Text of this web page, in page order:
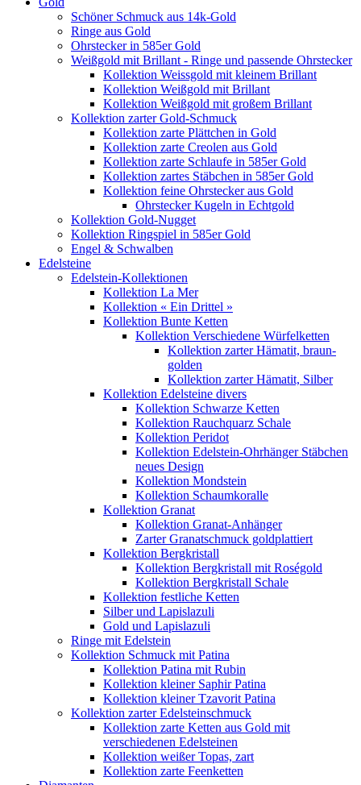
Schöner Schmuck aus 14k-Gold
Ringe aus Gold
Ohrstecker in 585er Gold
Weißgold mit Brillant - Ringe und passende Ohrstecker
Kollektion Weissgold mit kleinem Brillant
Kollektion Weißgold mit Brillant
Kollektion Weißgold mit großem Brillant
Kollektion zarter Gold-Schmuck
Kollektion zarte Plättchen in Gold
Kollektion zarte Creolen aus Gold
Kollektion zarte Schlaufe in 585er Gold
Kollektion zartes Stäbchen in 585er Gold
Kollektion feine Ohrstecker aus Gold
Ohrstecker Kugeln in Echtgold
Kollektion Gold-Nugget
Kollektion Ringspiel in 585er Gold
Engel & Schwalben
Edelsteine
Edelstein-Kollektionen
Kollektion La Mer
Kollektion « Ein Drittel »
Kollektion Bunte Ketten
Kollektion Verschiedene Würfelketten
Kollektion zarter Hämatit, braun-
golden
Kollektion zarter Hämatit, Silber
Kollektion Edelsteine divers
Kollektion Schwarze Ketten
Kollektion Rauchquarz Schale
Kollektion Peridot
Kollektion Edelstein-Ohrhänger Stäbchen
neues Design
Kollektion Mondstein
Kollektion Schaumkoralle
Kollektion Granat
Kollektion Granat-Anhänger
Zarter Granatschmuck goldplattiert
Kollektion Bergkristall
Kollektion Bergkristall mit Roségold
Kollektion Bergkristall Schale
Kollektion festliche Ketten
Silber und Lapislazuli
Gold und Lapislazuli
Ringe mit Edelstein
Kollektion Schmuck mit Patina
Kollektion Patina mit Rubin
Kollektion kleiner Saphir Patina
Kollektion kleiner Tzavorit Patina
Kollektion zarter Edelsteinschmuck
Kollektion zarte Ketten aus Gold mit
verschiedenen Edelsteinen
Kollektion weißer Topas, zart
Kollektion zarte Feenketten